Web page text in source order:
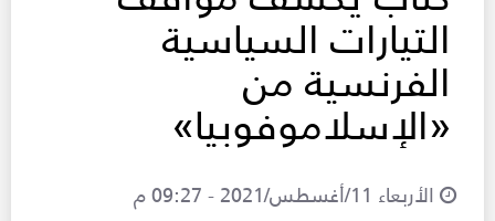
التيارات السياسية
الفرنسية من
«الإسلاموفوبيا»
الأربعاء 11/أغسطس/2021 - 09:27 م